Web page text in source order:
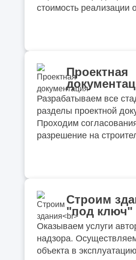
стоимость реализации
Проектная
Разрабатываем все
разделы проектной
Проходим
разрешение на
Строим
"под ключ"
Оказываем услуги
надзора.
объекта в